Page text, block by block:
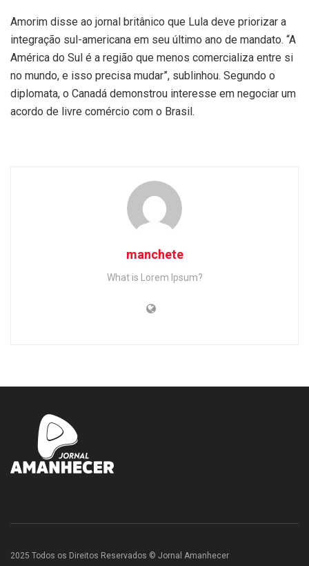
Amorim disse ao jornal britânico que Lula deve priorizar a
integração sul-americana em seu último ano de mandato. “A
América do Sul é a região que menos comercializa entre si
no mundo, e isso precisa mudar”, sublinhou. Segundo o
diplomata, o Canadá demonstrou interesse em negociar um
acordo de livre comércio com o Brasil.
manchete
What is Lorem Ipsum?
2025 Todos os Direitos Reservados © Jornal Amanhecer